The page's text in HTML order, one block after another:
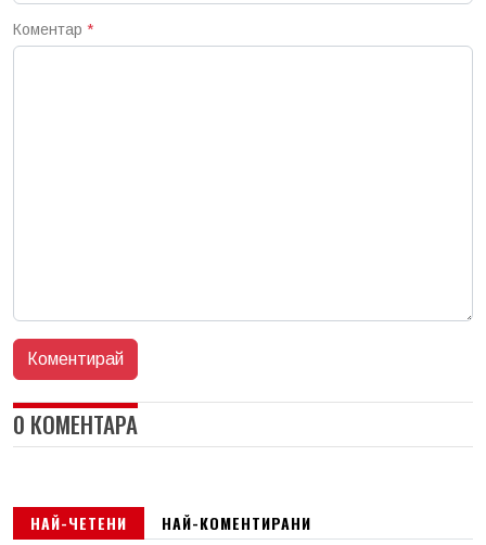
Коментар *
0 КОМЕНТАРА
НАЙ-ЧЕТЕНИ НАЙ-КОМЕНТИРАНИ